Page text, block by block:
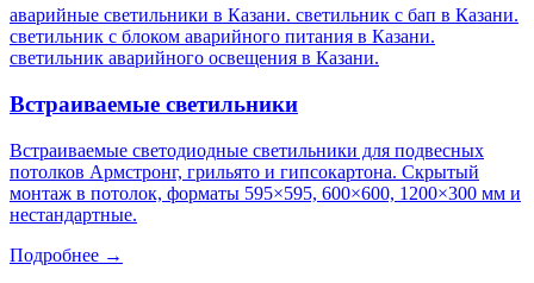
аварийные светильники в Казани. светильник с бап в Казани.
светильник с блоком аварийного питания в Казани.
светильник аварийного освещения в Казани.
Встраиваемые светильники
Встраиваемые светодиодные светильники для подвесных
потолков Армстронг, грильято и гипсокартона. Скрытый
монтаж в потолок, форматы 595×595, 600×600, 1200×300 мм и
нестандартные.
Подробнее →